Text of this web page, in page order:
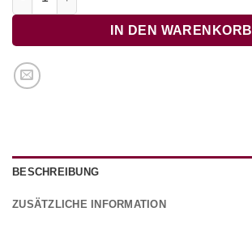
IN DEN WARENKORB
BESCHREIBUNG
ZUSÄTZLICHE INFORMATION